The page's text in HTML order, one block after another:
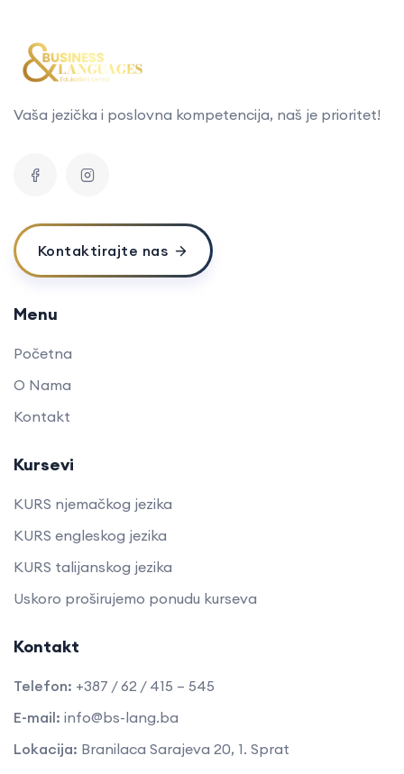
Vaša jezička i poslovna kompetencija, naš je prioritet!
Kontaktirajte nas
Menu
Početna
O Nama
Kontakt
Kursevi
KURS njemačkog jezika
KURS engleskog jezika
KURS talijanskog jezika
Uskoro proširujemo ponudu kurseva
Kontakt
Telefon: +387 / 62 / 415 – 545
E-mail: info@bs-lang.ba
Lokacija: Branilaca Sarajeva 20, 1. Sprat